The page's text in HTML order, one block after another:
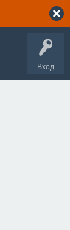
Вход